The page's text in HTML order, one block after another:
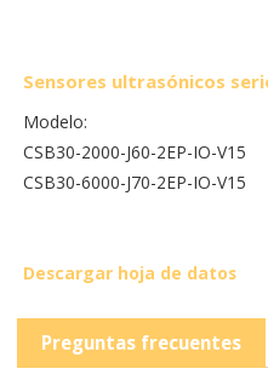
Sensores ultrasónicos
Modelo:
CSB30-2000-J60-2EP-IO-V15
CSB30-6000-J70-2EP-IO-V15
Descargar hoja de datos
Preguntas frecuentes